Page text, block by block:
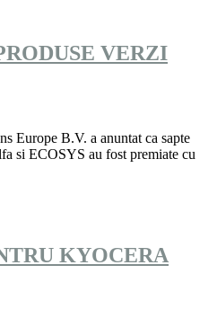
VERZI
Europe B.V. a anuntat ca sapte
si ECOSYS au fost premiate cu
KYOCERA